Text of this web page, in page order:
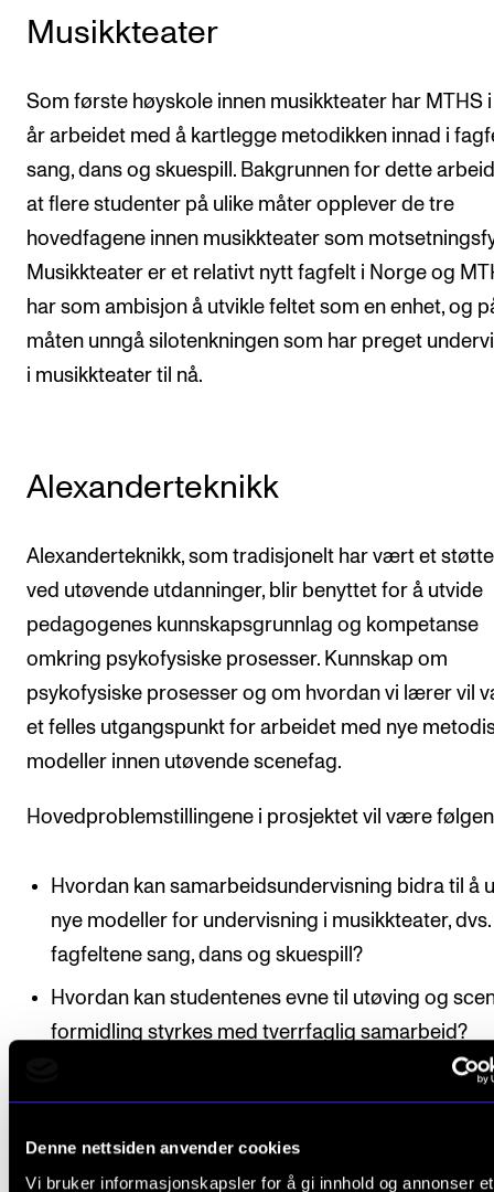
Denne nettsiden anvender cookies
Vi bruker informasjonskapsler for å gi innhold og annonser et
Finn ansatte
Musikkteater
Som første høyskole innen musikkteater har MTHS
år arbeidet med å kartlegge metodikken innad i
sang, dans og skuespill. Bakgrunnen for dette
at flere studenter på ulike måter opplever de tre
hovedfagene innen musikkteater som
Musikkteater er et relativt nytt fagfelt i Norge og
har som ambisjon å utvikle feltet som en enhet, og
måten unngå silotenkningen som har preget
i musikkteater til nå.
Alexanderteknikk
Alexanderteknikk, som tradisjonelt har vært et
ved utøvende utdanninger, blir benyttet for å utvide
pedagogenes kunnskapsgrunnlag og kompetanse
omkring psykofysiske prosesser. Kunnskap om
psykofysiske prosesser og om hvordan vi lærer vil
et felles utgangspunkt for arbeidet med nye
modeller innen utøvende scenefag.
Hovedproblemstillingene i prosjektet vil være
Hvordan kan samarbeidsundervisning bidra til å
nye modeller for undervisning i musikkteater, dvs.
fagfeltene sang, dans og skuespill?
Hvordan kan studentenes evne til utøving og
formidling styrkes med tverrfaglig samarbeid?
Bidrar bevissthet om psykofysiske prosesser til
kvalitet på studentenes øving?